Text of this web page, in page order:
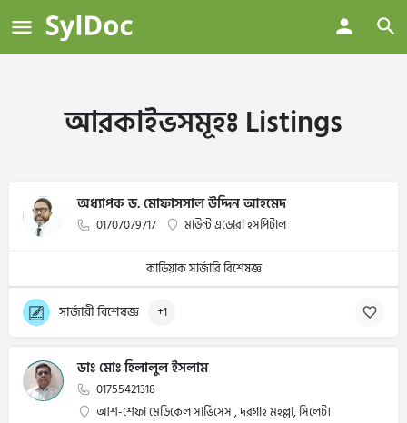
আরকাইভসমূহঃ Listings
অধ্যাপক ড. মোফাসসাল উদ্দিন আহমেদ
01707079717 মাউন্ট এডোরা হসপিটাল
কার্ডিয়াক সার্জারি বিশেষজ্ঞ
সার্জারী বিশেষজ্ঞ +1
ডাঃ মোঃ হিলালুল ইসলাম
01755421318
আশ-শেফা মেডিকেল সার্ভিসেস , দরগাহ মহল্লা, সিলেট।